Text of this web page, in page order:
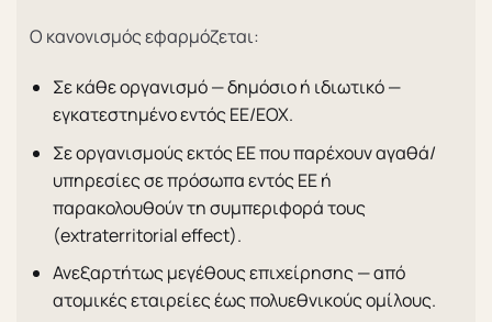
Ο κανονισμός εφαρμόζεται:
Σε κάθε οργανισμό — δημόσιο ή ιδιωτικό —
εγκατεστημένο εντός ΕΕ/ΕΟΧ.
Σε οργανισμούς εκτός ΕΕ που παρέχουν αγαθά/
υπηρεσίες σε πρόσωπα εντός ΕΕ ή
παρακολουθούν τη συμπεριφορά τους
(extraterritorial effect).
Ανεξαρτήτως μεγέθους επιχείρησης — από
ατομικές εταιρείες έως πολυεθνικούς ομίλους.